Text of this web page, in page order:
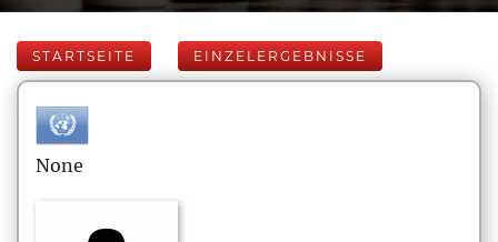
STARTSEITE EINZELERGEBNISSE
None